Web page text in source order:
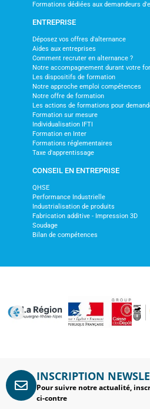
Formations dédiées aux demandeurs
ENTREPRISE
Déposez vos offres d'alternance
Aides aux entreprises
Comment recruter en alternance ?
Notre accompagnement durant votre
Les dispositifs de formation
Notre approche emploi compétences
Notre offre de formation
Les actions de formations pour
Formation sur mesure
Individualisation IFTI
Formation en Inter
Formations réglementaires
Taxe d'apprentissage
CONSEIL EN ENTREPRISE
QHSE
Performance Industrielle
Industrialisation de produits
Fabrication additive - Impression 3D
Soudage
Bilan de compétences
INSCRIPTION
Pour suivre notre actualité,
ci-contre